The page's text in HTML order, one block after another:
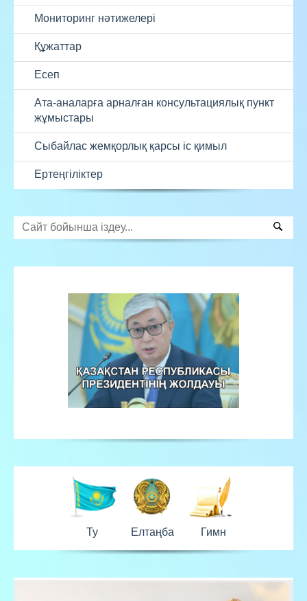
Мониторинг нәтижелері
Құжаттар
Есеп
Ата-аналарға арналған консультациялық пункт
жұмыстары
Сыбайлас жемқорлық қарсы іс қимыл
Ертеңгіліктер
Ту Елтаңба Гимн